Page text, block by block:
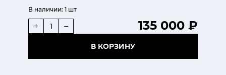
В наличии: 1 шт
135 000 ₽
+ –
В КОРЗИНУ